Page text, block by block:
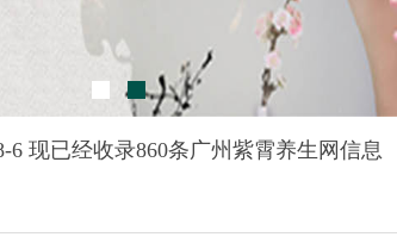
6 现已经收录860条广州紫霄养生网信息